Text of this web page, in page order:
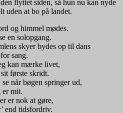
flyttet siden, så hun nu kan nyde
uden at bo på landet.
og himmel mødes.
en solopgang.
skyer bydes op til dans
sang.
kan mærke livet,
første skridt.
når bøgen springer ud,
er mit.
er nok at gøre,
end tidsfordriv.